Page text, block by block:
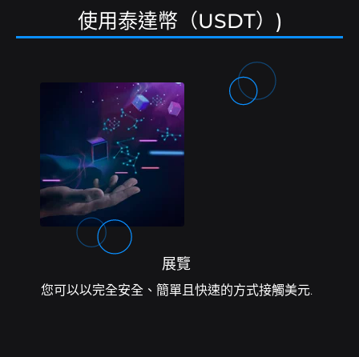
使用泰達幣（USDT）)
展覽
您可以以完全安全、簡單且快速的方式接觸美元.